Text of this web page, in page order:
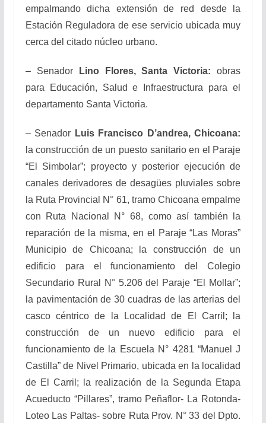
empalmando dicha extensión de red desde la
Estación Reguladora de ese servicio ubicada muy
cerca del citado núcleo urbano.
– Senador Lino Flores, Santa Victoria: obras
para Educación, Salud e Infraestructura para el
departamento Santa Victoria.
– Senador Luis Francisco D’andrea, Chicoana:
la construcción de un puesto sanitario en el Paraje
“El Simbolar”; proyecto y posterior ejecución de
canales derivadores de desagües pluviales sobre
la Ruta Provincial N° 61, tramo Chicoana empalme
con Ruta Nacional N° 68, como así también la
reparación de la misma, en el Paraje “Las Moras”
Municipio de Chicoana; la construcción de un
edificio para el funcionamiento del Colegio
Secundario Rural N° 5.206 del Paraje “El Mollar”;
la pavimentación de 30 cuadras de las arterias del
casco céntrico de la Localidad de El Carril; la
construcción de un nuevo edificio para el
funcionamiento de la Escuela N° 4281 “Manuel J
Castilla” de Nivel Primario, ubicada en la localidad
de El Carril; la realización de la Segunda Etapa
Acueducto “Pillares”, tramo Peñaflor- La Rotonda-
Loteo Las Paltas- sobre Ruta Prov. N° 33 del Dpto.